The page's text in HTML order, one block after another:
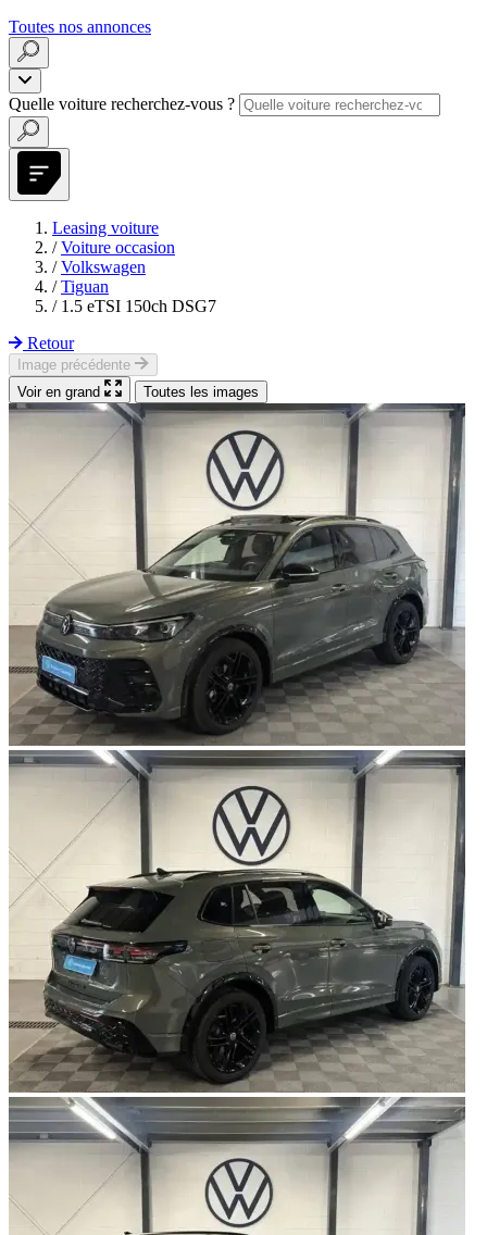
Toutes nos annonces
Quelle voiture recherchez-vous ?
Leasing voiture
/ Voiture occasion
/ Volkswagen
/ Tiguan
/ 1.5 eTSI 150ch DSG7
Retour
Image précédente
Voir en grand
Toutes les images